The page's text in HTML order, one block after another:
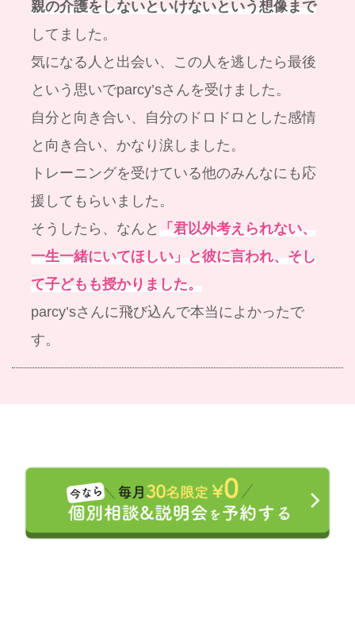
親の介護をしないといけないという想像まで
してました。
気になる人と出会い、この人を逃したら最後
という思いでparcy’sさんを受けました。
自分と向き合い、自分のドロドロとした感情
と向き合い、かなり涙しました。
トレーニングを受けている他のみんなにも応
援してもらいました。
そうしたら、なんと
「君以外考えられない、
一生一緒にいてほしい」と彼に言われ、そし
て子どもも授かりました。
parcy’sさんに飛び込んで本当によかったで
す。